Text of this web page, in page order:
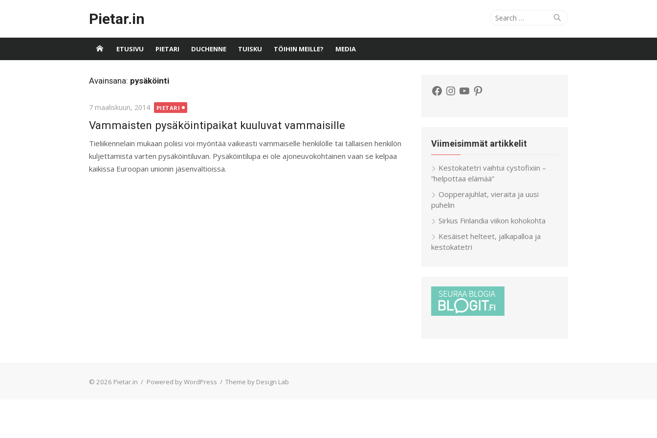
Pietar.in
Search
Search
ETUSIVU PIETARI DUCHENNE TUISKU TÖIHIN MEILLE? MEDIA
Avainsana: pysäköinti
Posted
7 maaliskuun, 2014 PIETARI
Vammaisten pysäköintipaikat kuuluvat vammaisille
Tieliikennelain mukaan poliisi voi myöntää vaikeasti vammaiselle henkilölle tai tällaisen henkilön
kuljettamista varten pysäköintiluvan. Pysäköintilupa ei ole ajoneuvokohtainen vaan se kelpaa
kaikissa Euroopan unionin jäsenvaltioissa.
Facebook
Instagram
YouTubePinterest
Viimeisimmät artikkelit
Kestokatetri vaihtui cystofixiin –
”helpottaa elämää”
Oopperajuhlat, vieraita ja uusi
puhelin
Sirkus Finlandia viikon kohokohta
Kesäiset helteet, jalkapalloa ja
kestokatetri
© 2026 Pietar.in / Powered by WordPress / Theme by Design Lab